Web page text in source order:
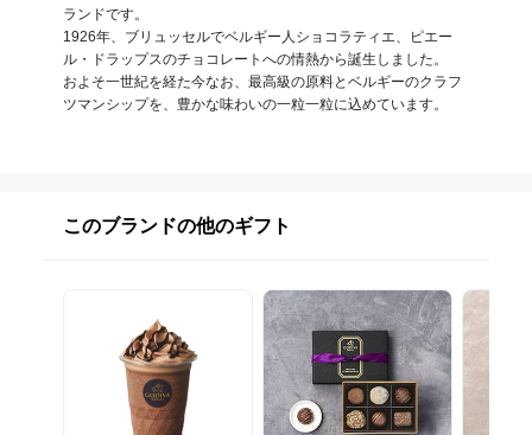
ランドです。
1926年、ブリュッセルでベルギー人ショコラティエ、ピエー
ル・ドラップスのチョコレートへの情熱から誕生しました。
およそ一世紀を経た今なお、最高級の原料とベルギーのクラフ
ツマンシップを、豊かな味わいの一粒一粒に込めています。
このブランドの他のギフト